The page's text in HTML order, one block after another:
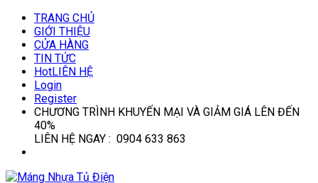
TRANG CHỦ
GIỚI THIỆU
CỬA HÀNG
TIN TỨC
HotLIÊN HỆ
Login
Register
CHƯƠNG TRÌNH KHUYẾN MẠI VÀ GIẢM GIÁ LÊN ĐẾN
40%
LIÊN HỆ NGAY : 0904 633 863